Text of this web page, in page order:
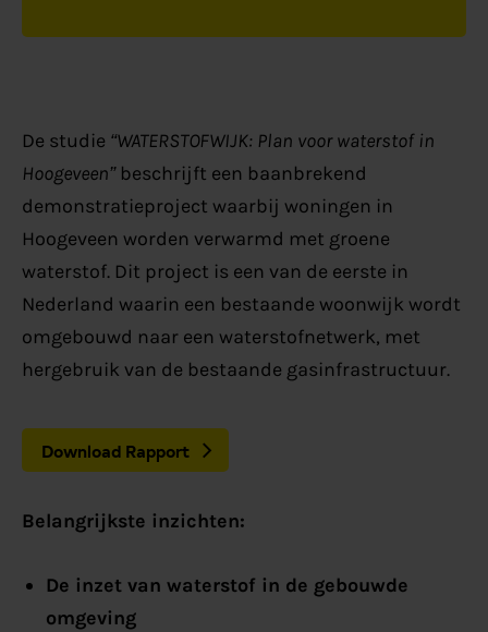
De studie “WATERSTOFWIJK: Plan voor waterstof in
Hoogeveen”beschrijft een baanbrekend
demonstratieproject waarbij woningen in
Hoogeveen worden verwarmd met groene
waterstof. Dit project is een van de eerste in
Nederland waarin een bestaande woonwijk wordt
omgebouwd naar een waterstofnetwerk, met
hergebruik van de bestaande gasinfrastructuur.
Download Rapport
Belangrijkste inzichten:
De inzet van waterstof in de gebouwde
omgeving